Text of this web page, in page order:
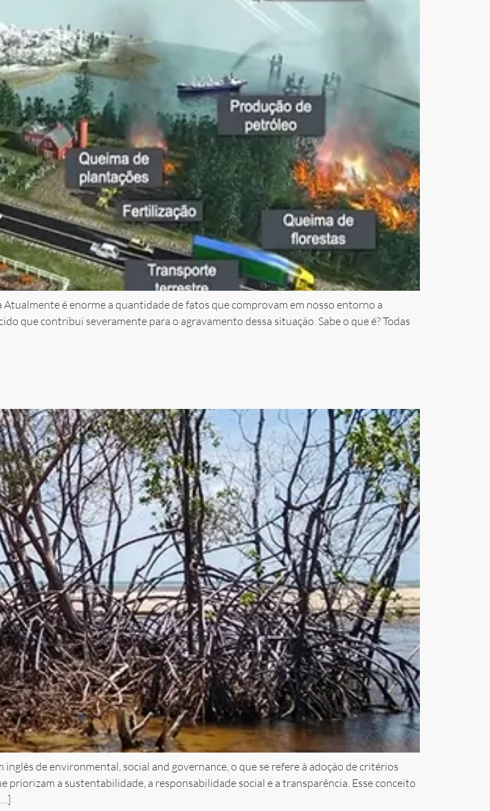
é enorme a quantidade de fatos que comprovam em nosso entorno a
que contribui severamente para o agravamento dessa situação. Sabe o que é? Todas
de environmental, social and governance, o que se refere à adoção de critérios
priorizam a sustentabilidade, a responsabilidade social e a transparência. Esse conceito